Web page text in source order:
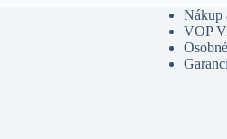
Nákup
VOP